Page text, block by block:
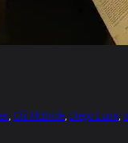
Chi McBride Diego Luna